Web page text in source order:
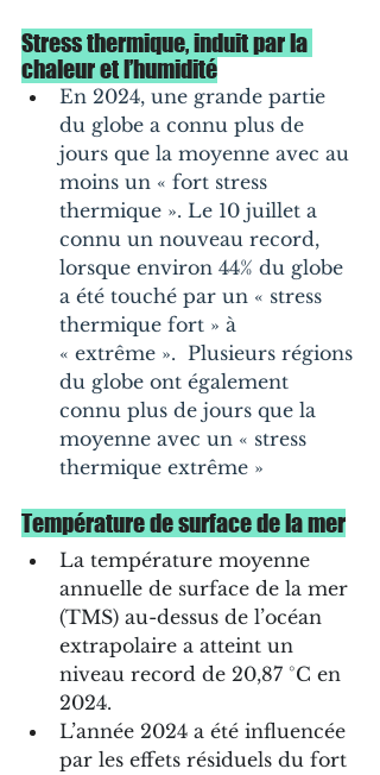
Stress thermique, induit par la
chaleur et l’humidité
En 2024, une grande partie
du globe a connu plus de
jours que la moyenne avec au
moins un « fort stress
thermique ». Le 10 juillet a
connu un nouveau record,
lorsque environ 44% du globe
a été touché par un « stress
thermique fort » à
« extrême ».  Plusieurs régions
du globe ont également
connu plus de jours que la
moyenne avec un « stress
thermique extrême »
Température de surface de la mer
La température moyenne
annuelle de surface de la mer
(TMS) au-dessus de l’océan
extrapolaire a atteint un
niveau record de 20,87 °C en
2024.
L’année 2024 a été influencée
par les effets résiduels du fort